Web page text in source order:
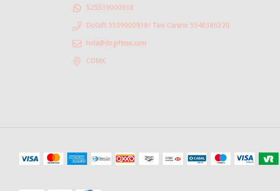
525539000938
DoGift 5539000938/ Taxi Canino 5540386320
hola@dogiftmx.com
CDMX